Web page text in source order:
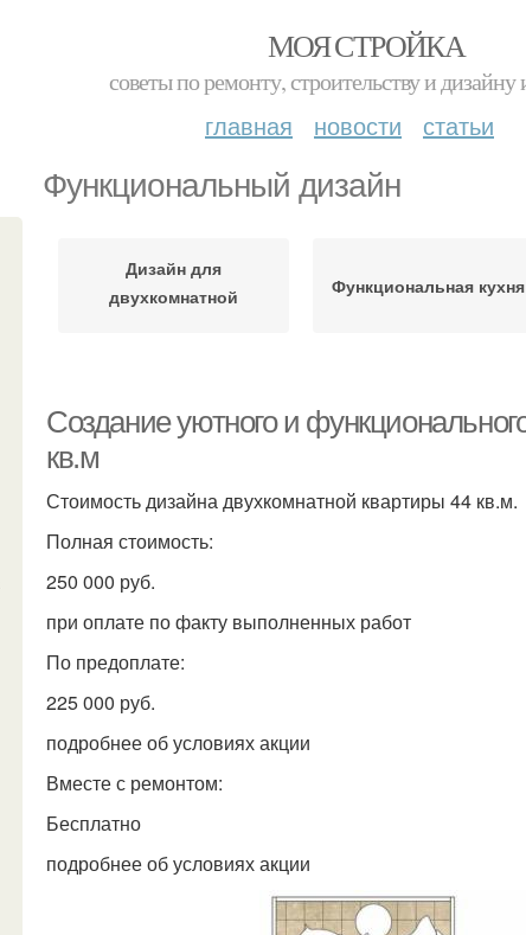
МОЯ СТРОЙКА
советы по ремонту, строительству и дизайну
главная новости статьи
Функциональный дизайн
Дизайн для
двухкомнатной
Функциональная кухня
Создание уютного и
кв.м
Стоимость дизайна двухкомнатной квартиры 44 кв.м.
Полная стоимость:
250 000 руб.
при оплате по факту выполненных работ
По предоплате:
225 000 руб.
подробнее об условиях акции
Вместе с ремонтом:
Бесплатно
подробнее об условиях акции